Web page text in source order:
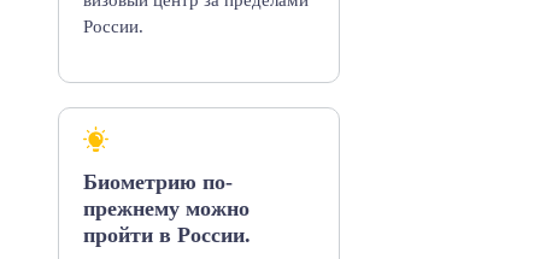
России.
Биометрию по-
прежнему можно
пройти в России.